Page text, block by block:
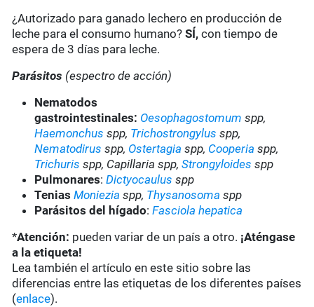
¿Autorizado para ganado lechero en producción de
leche para el consumo humano?SÍ,con tiempo de
espera de 3 días para leche.
Parásitos (espectro de acción)
Nematodos
gastrointestinales: Oesophagostomum spp,
Haemonchus spp, Trichostrongylusspp,
Nematodirus spp, Ostertagia spp, Cooperia spp,
Trichuris spp, Capillaria spp,Strongyloides spp
Pulmonares:Dictyocaulus spp
Tenias Monieziaspp, Thysanosoma spp
Parásitos del hígado:Fasciola hepatica
*Atención: pueden variar de un país a otro. ¡Aténgase
a la etiqueta!
Lea también el artículo en este sitio sobre las
diferencias entre las etiquetas de los diferentes países
(enlace).